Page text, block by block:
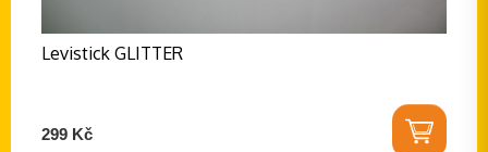
Levistick GLITTER
299 Kč